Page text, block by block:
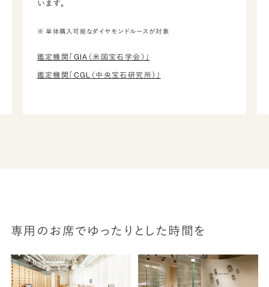
います。
※ 単体購入可能なダイヤモンドルースが対象
鑑定機関「GIA（米国宝石学会）」
鑑定機関「CGL（中央宝石研究所）」
専用のお席でゆったりとした時間を